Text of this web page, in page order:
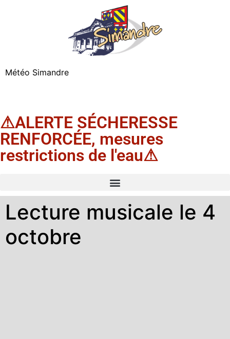
Météo Simandre
⚠ALERTE SÉCHERESSE
RENFORCÉE, mesures
restrictions de l'eau⚠
Lecture musicale le 4
octobre